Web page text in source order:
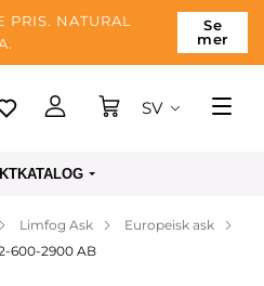
PRIS. NATURAL
Se
mer
SV
Limfog Ask
Europeisk ask
600-2900 AB